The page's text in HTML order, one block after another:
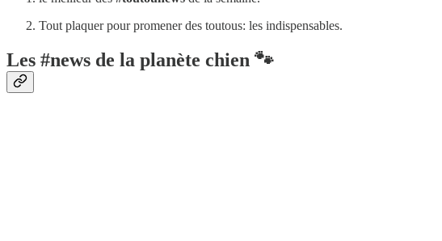
Tout plaquer pour promener des toutous: les indispensables.
Les #news de la planète chien 🐾